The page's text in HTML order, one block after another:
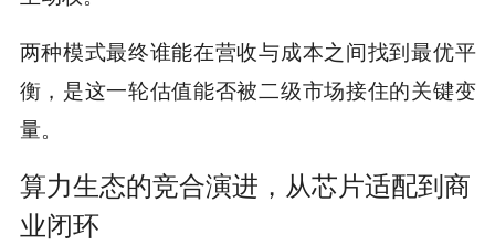
两种模式最终谁能在营收与成本之间找到最优平
衡，是这一轮估值能否被二级市场接住的关键变
量。
算力生态的竞合演进，从芯片适配到商
业闭环